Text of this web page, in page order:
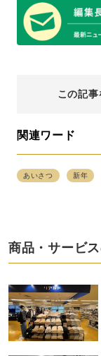
この記
関連ワード
あいさつ 新年
商品・サービ